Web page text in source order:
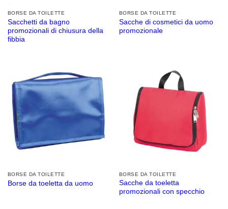
BORSE DA TOILETTE
Sacchetti da bagno
promozionali di chiusura della
fibbia
BORSE DA TOILETTE
Sacche di cosmetici da uomo
promozionale
BORSE DA TOILETTE
Borse da toeletta da uomo
BORSE DA TOILETTE
Sacche da toeletta
promozionali con specchio